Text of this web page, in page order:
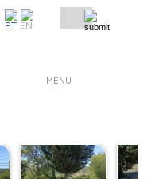
PT EN
MENU